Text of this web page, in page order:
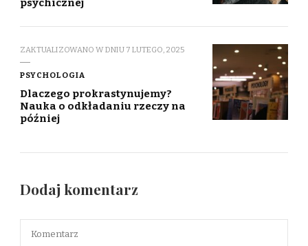
psychicznej
ZAKTUALIZOWANO W DNIU 7 LUTEGO, 2025
PSYCHOLOGIA
Dlaczego prokrastynujemy?
Nauka o odkładaniu rzeczy na
później
Dodaj komentarz